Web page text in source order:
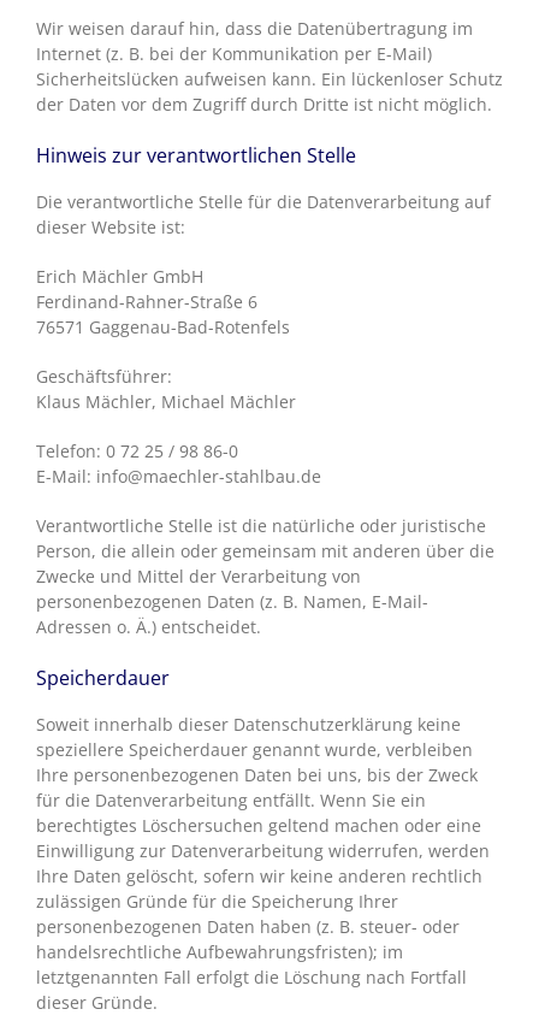
Wir weisen darauf hin, dass die Datenübertragung im
Internet (z. B. bei der Kommunikation per E-Mail)
Sicherheitslücken aufweisen kann. Ein lückenloser Schutz
der Daten vor dem Zugriff durch Dritte ist nicht möglich.
Hinweis zur verantwortlichen Stelle
Die verantwortliche Stelle für die Datenverarbeitung auf
dieser Website ist:
Erich Mächler GmbH
Ferdinand-Rahner-Straße 6
76571 Gaggenau-Bad-Rotenfels
Geschäftsführer:
Klaus Mächler, Michael Mächler
Telefon: 0 72 25 / 98 86-0
E-Mail: info@maechler-stahlbau.de
Verantwortliche Stelle ist die natürliche oder juristische
Person, die allein oder gemeinsam mit anderen über die
Zwecke und Mittel der Verarbeitung von
personenbezogenen Daten (z. B. Namen, E-Mail-
Adressen o. Ä.) entscheidet.
Speicherdauer
Soweit innerhalb dieser Datenschutzerklärung keine
speziellere Speicherdauer genannt wurde, verbleiben
Ihre personenbezogenen Daten bei uns, bis der Zweck
für die Datenverarbeitung entfällt. Wenn Sie ein
berechtigtes Löschersuchen geltend machen oder eine
Einwilligung zur Datenverarbeitung widerrufen, werden
Ihre Daten gelöscht, sofern wir keine anderen rechtlich
zulässigen Gründe für die Speicherung Ihrer
personenbezogenen Daten haben (z. B. steuer- oder
handelsrechtliche Aufbewahrungsfristen); im
letztgenannten Fall erfolgt die Löschung nach Fortfall
dieser Gründe.